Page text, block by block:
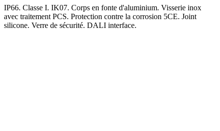
IP66. Classe I. IK07. Corps en fonte d'aluminium. Visserie inox
avec traitement PCS. Protection contre la corrosion 5CE. Joint
silicone. Verre de sécurité. DALI interface.